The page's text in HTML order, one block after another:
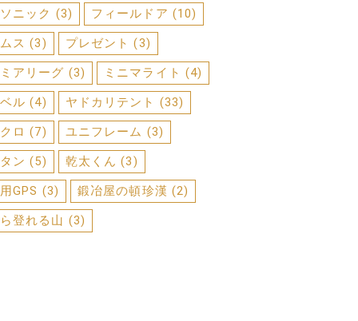
ニック (3) フィールドア (10)
ス (3) プレゼント (3)
アリーグ (3) ミニマライト (4)
ル (4) ヤドカリテント (33)
ロ (7) ユニフレーム (3)
ン (5) 乾太くん (3)
GPS (3) 鍛冶屋の頓珍漢 (2)
登れる山 (3)